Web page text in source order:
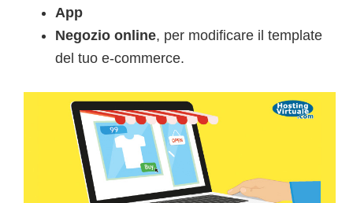
App
Negozio online, per modificare il template
del tuo e-commerce.